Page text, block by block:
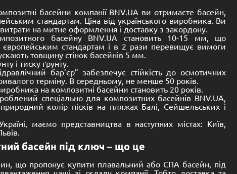
15,300.00€
До кошика